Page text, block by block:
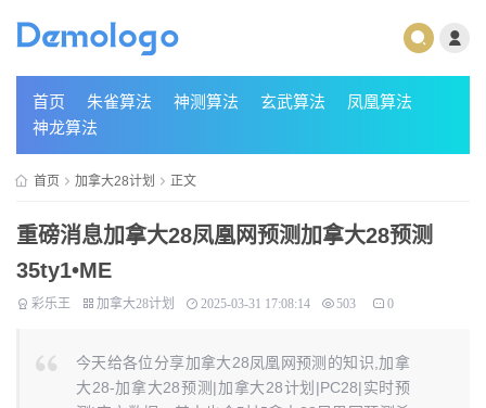
首页 朱雀算法 神测算法 玄武算法
凤凰算法
神龙算法
首页 加拿大28计划 正文
重磅消息加拿大28凤凰网预测加拿大28预测
35ty1 •ME
彩乐王 加拿大28计划 2025-03-31 17:08:14 503 0
今天给各位分享加拿大28凤凰网预测的知识,加拿
大28-加拿大28预测|加拿大28计划|PC28|实时预